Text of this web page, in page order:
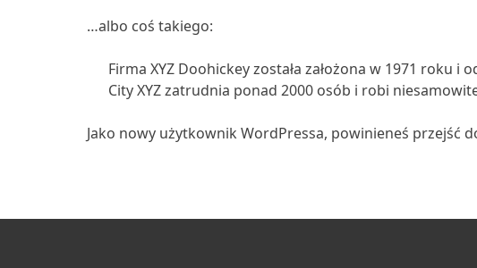
…albo coś takiego:
Firma XYZ Doohickey została założona w 1971 roku
City XYZ zatrudnia ponad 2000 osób i robi
Jako nowy użytkownik WordPressa, powinieneś przejść